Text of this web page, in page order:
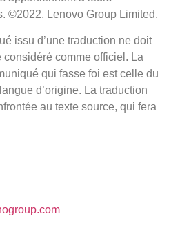
©2022, Lenovo Group Limited.
issu d’une traduction ne doit
considéré comme officiel. La
qui fasse foi est celle du
d’origine. La traduction
au texte source, qui fera